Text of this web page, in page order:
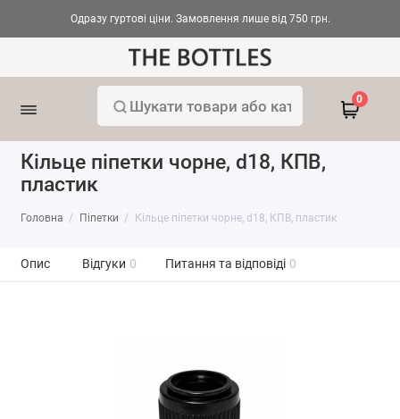
Одразу гуртові ціни. Замовлення лише від 750 грн.
0
Кільце піпетки чорне, d18, КПВ,
пластик
Головна Піпетки Кільце піпетки чорне, d18, КПВ, пластик
Опис Відгуки 0 Питання та відповіді 0